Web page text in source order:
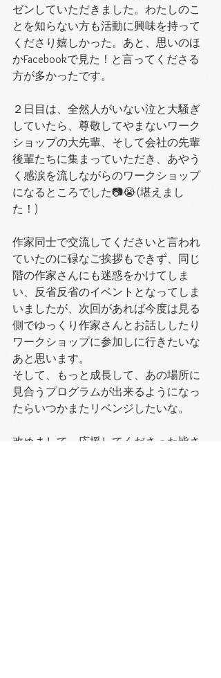
ゼンしていただきました。わたしのこ
とを知らない方も活動に興味を持って
くださり嬉しかった。あと、思いのほ
かFacebookで見た！と言ってくださる
方が多かったです。
２日目は、全然人がいない泣と大騒ぎ
していたら、尊敬してやまないワーク
ショップの大先輩、そして会社の先輩
後輩たちに集まっていただき、あやう
く感涙を流しながらのワークショップ
になるところでした📷😭(堪えまし
た！)
作家同士で交流してくださいと言われ
ていたのに碌なご挨拶もできず、同じ
階の作家さんにも迷惑をかけてしま
い、反省反省のイベントとなってしま
いましたが、次回があれば今度は見る
側でゆっくり作家さんとお話ししたり
ワークショップに参加しに行きたいな
あと思います。
そして、もっと成長して、あの場所に
見合うプログラムが出来るようになっ
たらいつかまたリベンジしたいな。
改めまして、応援してくださった皆さ